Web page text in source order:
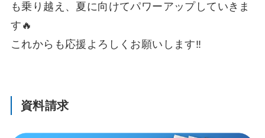
も乗り越え、夏に向けてパワーアップしていきま
す🔥
これからも応援よろしくお願いします‼️
資料請求